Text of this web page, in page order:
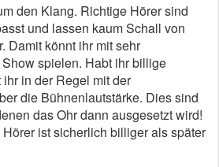
den Klang. Richtige Hörer sind
und lassen kaum Schall von
Damit könnt ihr mit sehr
spielen. Habt ihr billige
in der Regel mit der
die Bühnenlautstärke. Dies sind
das Ohr dann ausgesetzt wird!
ist sicherlich billiger als später